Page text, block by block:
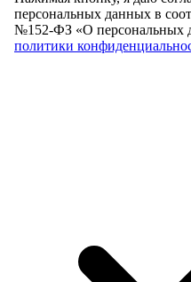
персональных данных в
№152-ФЗ «О персональных
политики